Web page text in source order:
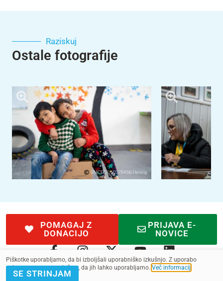
Raziskuj
Ostale fotografije
UNICEF/UN0278458/Herwig
POMAGAJ Z
DONACIJO
PRIJAVA E-
NOVICE
Piškotke uporabljamo, da bi izboljšali uporabniško izkušnjo. Z uporabo
spletnega mesta soglašate, da jih lahko uporabljamo. Več informacij
SE STRINJAM